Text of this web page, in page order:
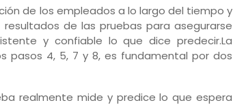
de los empleados a lo largo del tiempo y
de las pruebas para asegurarse
y confiable lo que dice predecir.La
pasos 4, 5, 7 y 8, es fundamental por dos
realmente mide y predice lo que espera